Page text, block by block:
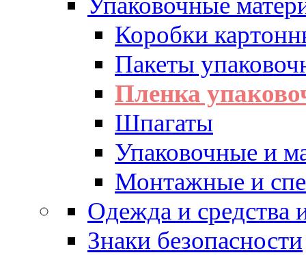
Коробки
Пакеты
Пленка
Шпагаты
Упаковочные и
Монтажные и
Одежда и средства
Знаки безопасности